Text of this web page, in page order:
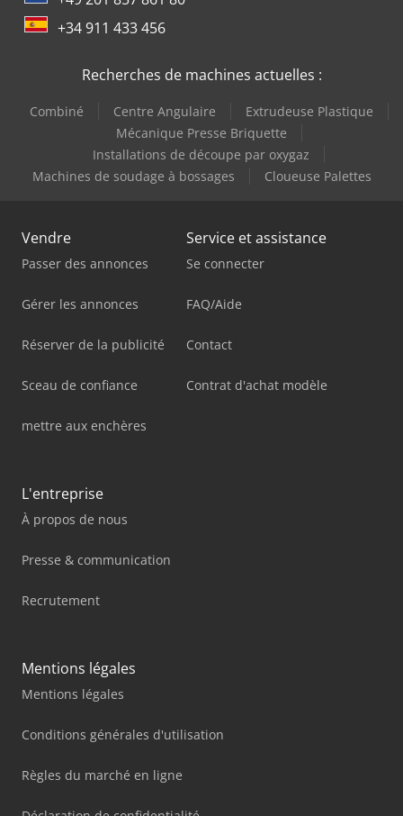
+34 911 433 456
Recherches de machines actuelles :
Combiné Centre Angulaire
Extrudeuse Plastique
Mécanique Presse Briquette
Installations de découpe par oxygaz
Machines de soudage à bossages
Cloueuse Palettes
Vendre
Passer des annonces
Gérer les annonces
Réserver de la publicité
Sceau de confiance
mettre aux enchères
Service et assistance
Se connecter
FAQ/Aide
Contact
Contrat d'achat modèle
L'entreprise
À propos de nous
Presse & communication
Recrutement
Mentions légales
Mentions légales
Conditions générales d'utilisation
Règles du marché en ligne